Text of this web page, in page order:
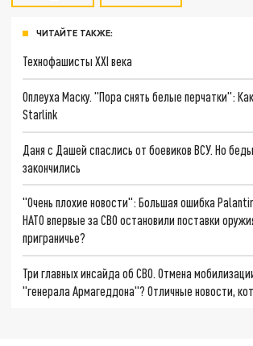
ЧИТАЙТЕ ТАКЖЕ:
Технофашисты XXI века
Оплеуха Маску. "Пора снять белые перчатки":
Starlink
Даня с Дашей спаслись от боевиков ВСУ. Но
закончились
"Очень плохие новости": Большая ошибка
НАТО впервые за СВО остановили поставки
приграничье?
Три главных инсайда об СВО. Отмена
"генерала Армагеддона"? Отличные новости,